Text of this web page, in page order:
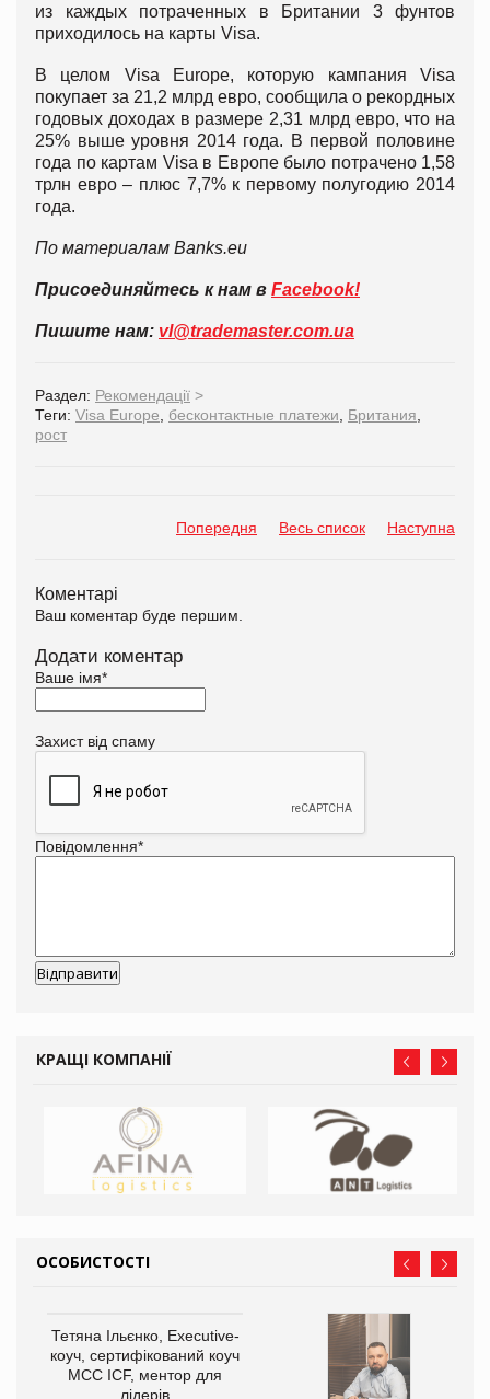
из каждых потраченных в Британии 3 фунтов
приходилось на карты Visa.
В целом Visa Europe, которую кампания Visa
покупает за 21,2 млрд евро, сообщила о рекордных
годовых доходах в размере 2,31 млрд евро, что на
25% выше уровня 2014 года. В первой половине
года по картам Visa в Европе было потрачено 1,58
трлн евро – плюс 7,7% к первому полугодию 2014
года.
По материалам Banks.eu
Присоединяйтесь к нам в Facebook!
Пишите нам: vl@trademaster.com.ua
Раздел: Рекомендації >
Теги: Visa Europe бесконтактные платежи Британия
рост
Попередня Весь список Наступна
Коментарі
Ваш коментар буде першим.
Додати коментар
Ваше імя*
Захист від спаму
Повідомлення*
КРАЩІ КОМПАНІЇ
ОСОБИСТОСТІ
Тетяна Ільєнко, Executive-
коуч, сертифікований коуч
МСС ICF, ментор для
лідерів